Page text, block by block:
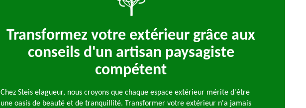
Transformez votre extérieur grâce aux
conseils d'un artisan paysagiste
compétent
Chez Steis elagueur, nous croyons que chaque espace extérieur mérite d'être
une oasis de beauté et de tranquillité. Transformer votre extérieur n'a jamais